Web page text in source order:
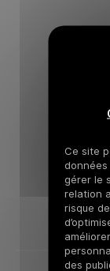
Ce site
gérer le
relation
risque
des